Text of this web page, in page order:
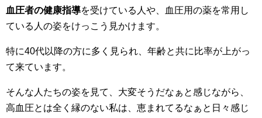
血圧者の健康指導を受けている人や、血圧用の薬を常用し
ている人の姿をけっこう見かけます。
特に40代以降の方に多く見られ、年齢と共に比率が上がっ
て来ています。
そんな人たちの姿を見て、大変そうだなぁと感じながら、
高血圧とは全く縁のない私は、恵まれてるなぁと日々感じ